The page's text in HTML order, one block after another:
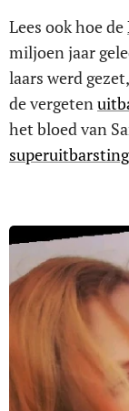
Lees ook hoe de
miljoen jaar
laars werd
de vergeten
het bloed van